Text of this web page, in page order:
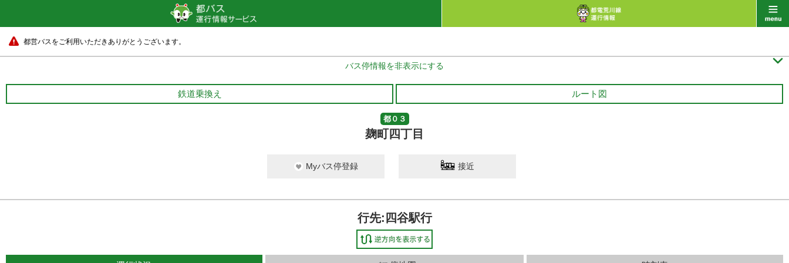
都営バスをご利用いただきありがとうございます。
バス停情報を非表示にする 
鉄道乗換え ルート図
都０３
麹町四丁目
Myバス停登録 接近
行先:四谷駅行